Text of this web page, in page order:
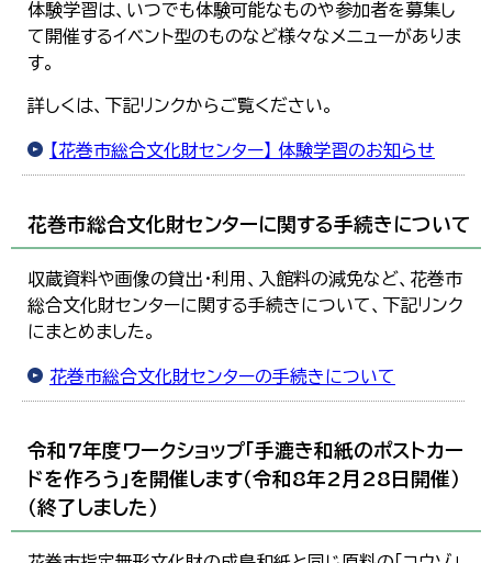
体験学習は、いつでも体験可能なものや参加者を募集し
て開催するイベント型のものなど様々なメニューがありま
す。
詳しくは、下記リンクからご覧ください。
【花巻市総合文化財センター】 体験学習のお知らせ
花巻市総合文化財センターに関する手続きについて
収蔵資料や画像の貸出・利用、入館料の減免など、花巻市
総合文化財センターに関する手続きについて、下記リンク
にまとめました。
花巻市総合文化財センターの手続きについて
令和7年度ワークショップ「手漉き和紙のポストカー
ドを作ろう」を開催します（令和8年2月28日開催）
（終了しました）